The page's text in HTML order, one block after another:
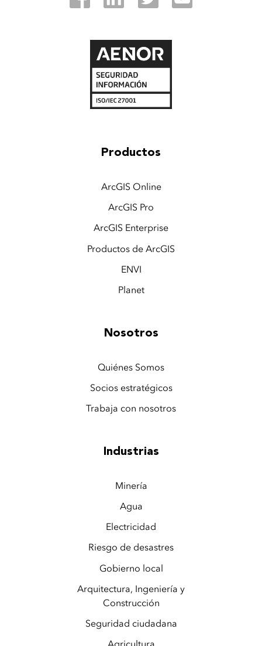
Productos
ArcGIS Online
ArcGIS Pro
ArcGIS Enterprise
Productos de ArcGIS
ENVI
Planet
Nosotros
Quiénes Somos
Socios estratégicos
Trabaja con nosotros
Industrias
Minería
Agua
Electricidad
Riesgo de desastres
Gobierno local
Arquitectura, Ingeniería y
Construcción
Seguridad ciudadana